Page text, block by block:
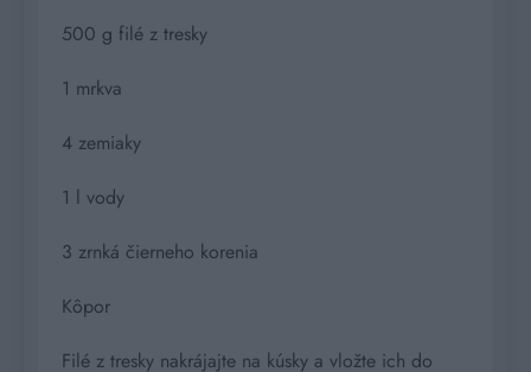
500 g filé z tresky
1 mrkva
4 zemiaky
1 l vody
3 zrnká čierneho korenia
Kôpor
Filé z tresky nakrájajte na kúsky a vložte ich do